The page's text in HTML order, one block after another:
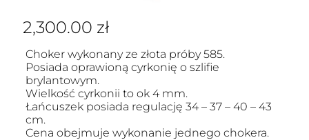
2,300.00 zł
Choker wykonany ze złota próby 585.
Posiada oprawioną cyrkonię o szlifie
brylantowym.
Wielkość cyrkonii to ok 4 mm.
Łańcuszek posiada regulację 34 – 37 – 40 – 43
cm.
Cena obejmuje wykonanie jednego chokera.